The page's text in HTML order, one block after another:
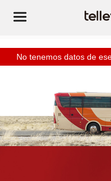
No tenemos datos de